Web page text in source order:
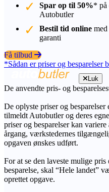
Spar op til 50%* på
Autobutler
Bestil tid online
garanti
Få tilbud
*Sådan er priser og besparelser
Luk
De anvendte pris- og
De oplyste priser og
tilmeldt Autobutler og deres
priser og besparelser kan
årgang, værkstedernes
opgaven ønskes udført.
For at se den laveste mulige
besparelse, skal “Hele landet”
oprettet opgave.